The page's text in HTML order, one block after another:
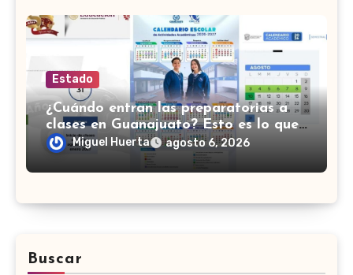
Estado
¿Cuándo entran las preparatorias a
clases en Guanajuato? Esto es lo que
se sabeMiguel Huerta agosto 6, 2026
Buscar